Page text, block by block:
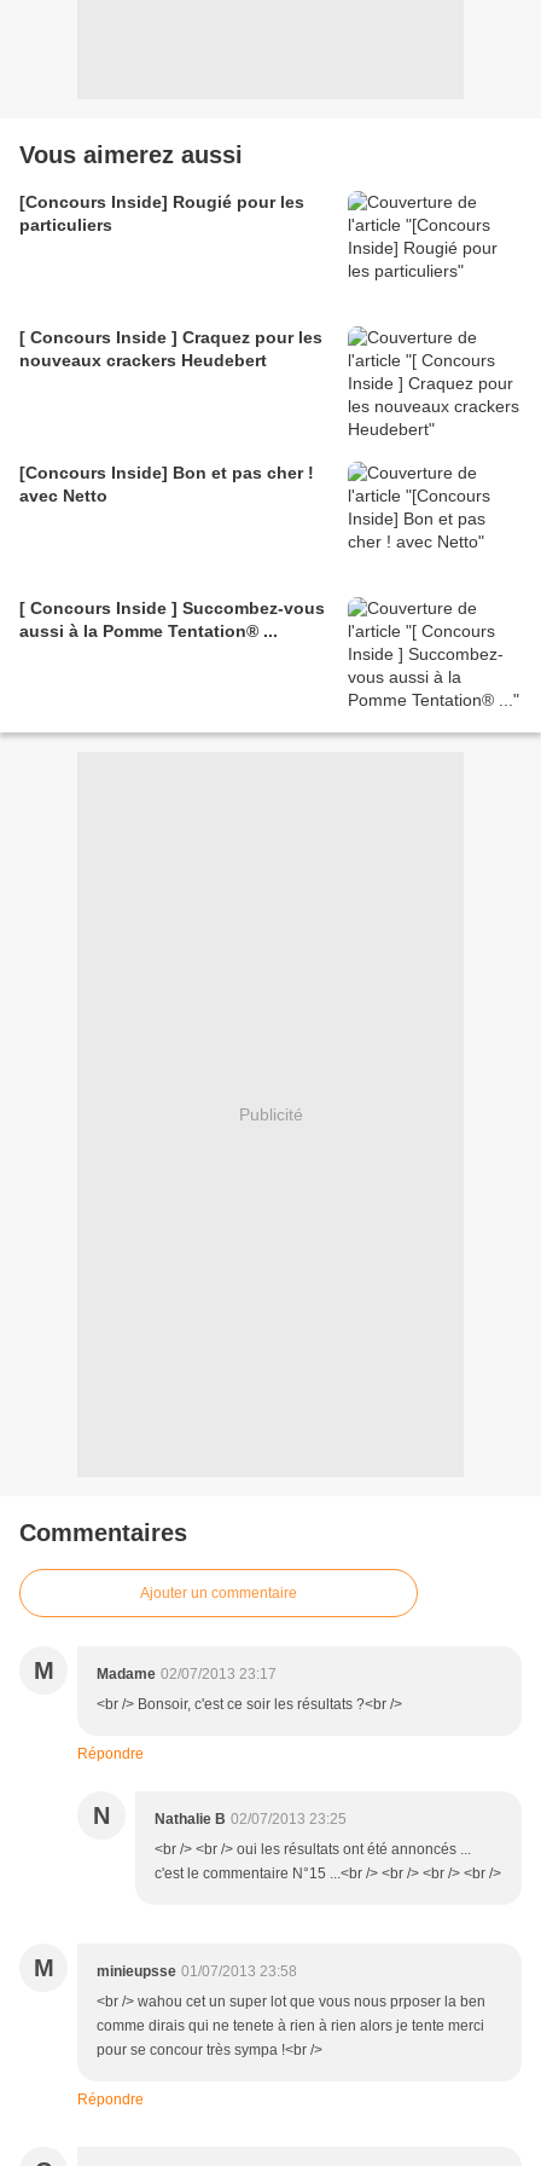
Vous aimerez aussi
[Concours Inside] Rougié pour les
particuliers
[ Concours Inside ] Craquez pour les
nouveaux crackers Heudebert
[Concours Inside] Bon et pas cher !
avec Netto
[ Concours Inside ] Succombez-vous
aussi à la Pomme Tentation® ...
Publicité
Commentaires
Ajouter un commentaire
M Madame 02/07/2013 23:17
<br /> Bonsoir, c'est ce soir les résultats ?<br />
Répondre
N Nathalie B 02/07/2013 23:25
<br /> <br /> oui les résultats ont été annoncés ...
c'est le commentaire N°15 ...<br /> <br /> <br /> <br />
M minieupsse 01/07/2013 23:58
<br /> wahou cet un super lot que vous nous prposer la ben
comme dirais qui ne tenete à rien à rien alors je tente merci
pour se concour très sympa !<br />
Répondre